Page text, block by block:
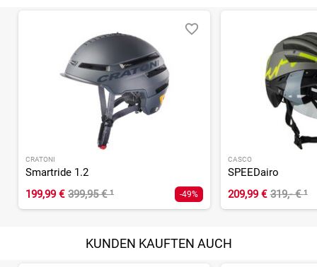
CRATONI
Smartride 1.2
199,99 € 399,95 €¹ -49%
CASCO
SPEEDairo
209,99 € 319,- €¹
KUNDEN KAUFTEN AUCH